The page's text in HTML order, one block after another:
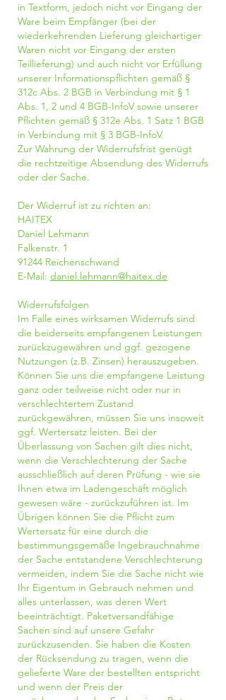
in Textform, jedoch nicht vor Eingang der
Ware beim Empfänger (bei der
wiederkehrenden Lieferung gleichartiger
Waren nicht vor Eingang der ersten
Teillieferung) und auch nicht vor Erfüllung
unserer Informationspflichten gemäß §
312c Abs. 2 BGB in Verbindung mit § 1
Abs. 1, 2 und 4 BGB-InfoV sowie unserer
Pflichten gemäß § 312e Abs. 1 Satz 1 BGB
in Verbindung mit § 3 BGB-InfoV.
Zur Wahrung der Widerrufsfrist genügt
die rechtzeitige Absendung des Widerrufs
oder der Sache.
Der Widerruf ist zu richten an:
HAITEX
Daniel Lehmann
Falkenstr. 1
91244 Reichenschwand
E-Mail: daniel.lehmann@haitex.de
Widerrufsfolgen
Im Falle eines wirksamen Widerrufs sind
die beiderseits empfangenen Leistungen
zurückzugewähren und ggf. gezogene
Nutzungen (z.B. Zinsen) herauszugeben.
Können Sie uns die empfangene Leistung
ganz oder teilweise nicht oder nur in
verschlechtertem Zustand
zurückgewähren, müssen Sie uns insoweit
ggf. Wertersatz leisten. Bei der
Überlassung von Sachen gilt dies nicht,
wenn die Verschlechterung der Sache
ausschließlich auf deren Prüfung - wie sie
Ihnen etwa im Ladengeschäft möglich
gewesen wäre - zurückzuführen ist. Im
Übrigen können Sie die Pflicht zum
Wertersatz für eine durch die
bestimmungsgemäße Ingebrauchnahme
der Sache entstandene Verschlechterung
vermeiden, indem Sie die Sache nicht wie
Ihr Eigentum in Gebrauch nehmen und
alles unterlassen, was deren Wert
beeinträchtigt. Paketversandfähige
Sachen sind auf unsere Gefahr
zurückzusenden. Sie haben die Kosten
der Rücksendung zu tragen, wenn die
gelieferte Ware der bestellten entspricht
und wenn der Preis der